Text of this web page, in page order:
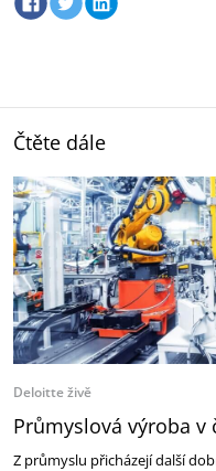
Čtěte dále
Deloitte živě
Průmyslová výroba
Z průmyslu přicházejí další